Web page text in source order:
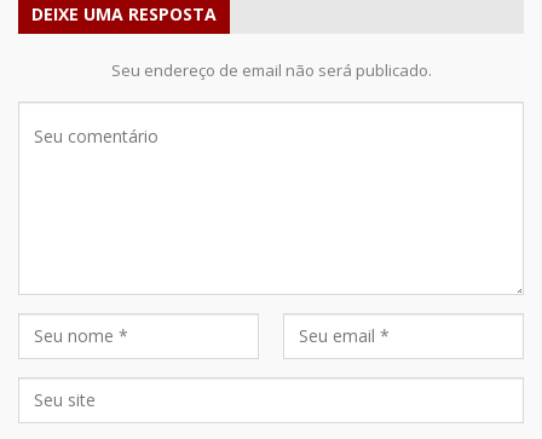
DEIXE UMA RESPOSTA
Seu endereço de email não será publicado.